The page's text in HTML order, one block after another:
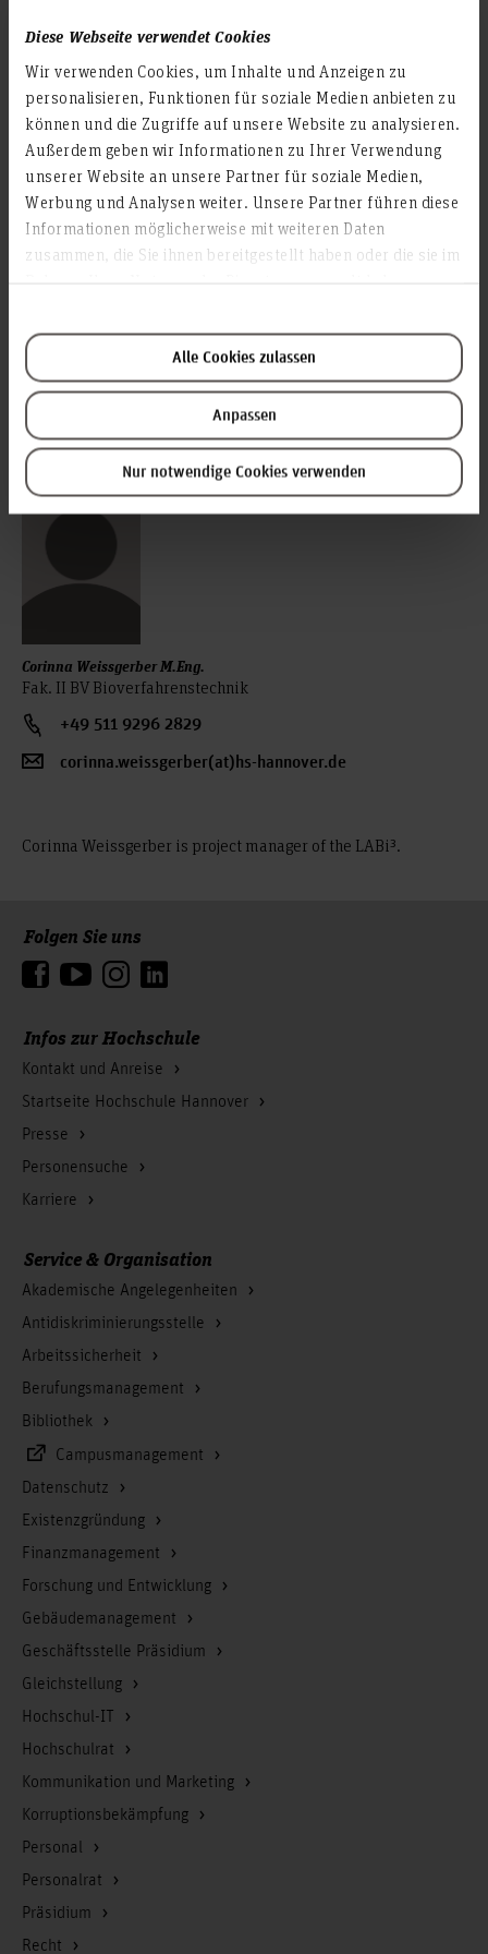
Diese Webseite verwendet Cookies
Wir verwenden Cookies, um Inhalte und Anzeigen zu
personalisieren, Funktionen für soziale Medien anbieten zu
können und die Zugriffe auf unsere Website zu analysieren.
Außerdem geben wir Informationen zu Ihrer Verwendung
unserer Website an unsere Partner für soziale Medien,
Werbung und Analysen weiter. Unsere Partner führen diese
Informationen möglicherweise mit weiteren Daten
zusammen, die Sie ihnen bereitgestellt haben oder die sie im
Alle Cookies zulassen
Anpassen
Nur notwendige Cookies verwenden
He works supportively with Heidrun Schmidt on
LABi³ mobilities.
Dr. Heidrun Schmidt, mathematician and teacher of German
as a foreign language, catering to her international side as
responsible for all LABi³ mobilities to and from our partner
universities.
Originally interested in zero waste perspective, she came to
circular economy as an innovative form of business inspired
her teaching and her sketchnoting skills to explain and unite
different cultures.
Nicht-Öffentliche Person
Corinna Weissgerber M.Eng.
Fak. II BV Bioverfahrenstechnik
+49 511 9296 2829
corinna.weissgerber(at)hs-hannover.de
Corinna Weissgerber is project manager of the LABi³.
Infos zur Hochschule
Kontakt und Anreise
Startseite Hochschule Hannover
Presse
Personensuche
Karriere
Folgen Sie uns
Service & Organisation
Akademische Angelegenheiten
Antidiskriminierungsstelle
Arbeitssicherheit
Berufungsmanagement
Bibliothek
Campusmanagement
Datenschutz
Existenzgründung
Finanzmanagement
Forschung und Entwicklung
Gebäudemanagement
Geschäftsstelle Präsidium
Gleichstellung
Hochschul-IT
Hochschulrat
Kommunikation und Marketing
Korruptionsbekämpfung
Personal
Personalrat
Präsidium
Recht